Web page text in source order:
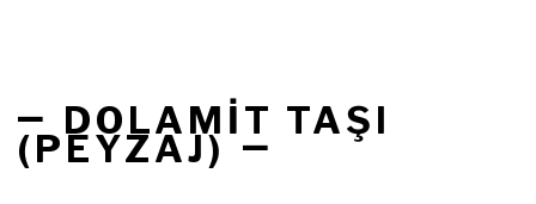
DOLAMIT TAŞI
(PEYZAJ)